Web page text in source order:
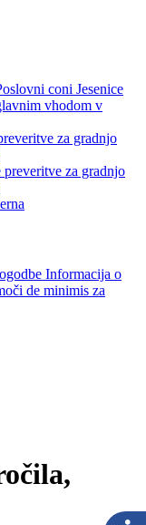
coni Jesenice
vhodom v
za gradnjo
za gradnjo
Informacija o
de minimis za